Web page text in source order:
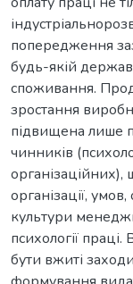
попередження
будь-якій
споживання.
зростання
підвищена лише
чинників
організаційних),
організації,
культури
психології
бути вжиті